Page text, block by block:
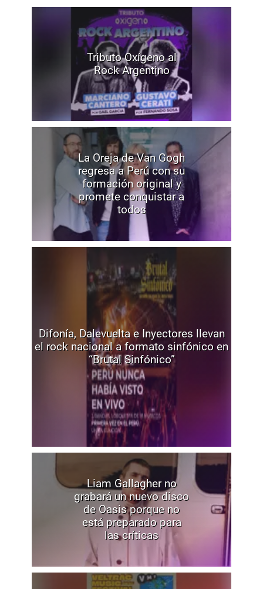
Tributo Oxígeno al
Rock Argentino
La Oreja de Van Gogh
regresa a Perú con su
formación original y
promete conquistar a
todos
Difonía, Dalevuelta e Inyectores llevan
el rock nacional a formato sinfónico en
“Brutal Sinfónico”
Liam Gallagher no
grabará un nuevo disco
de Oasis porque no
está preparado para
las críticas